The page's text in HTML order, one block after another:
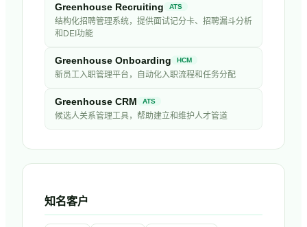
Greenhouse Recruiting ATS
结构化招聘管理系统，提供面试记分卡、招聘漏斗分析
和DEI功能
Greenhouse Onboarding HCM
新员工入职管理平台，自动化入职流程和任务分配
Greenhouse CRM ATS
候选人关系管理工具，帮助建立和维护人才管道
知名客户